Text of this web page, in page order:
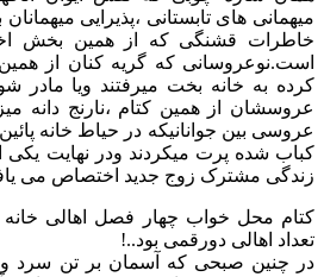
میهمانی های تابستانی ،پذیرایی
خاطرات قشنگی که از همین بخش
است.نوعروسانی که گریه کنان از
کرده به خانه بخت میرفتند ویا مادر
عروسشان از همین کتام ،نارنج دانه
عروسی بین جوانانیکه در حیاط خانه
کباب شده پرت میکردند ودر نهایت یکی
زندگی مشترک زوج جدید اختصاص می
کتام محل خواب چهار فصل اهالی خانه
تعداد اهالی دورقمی بود..!
در چنین صبحی که آسمان بر تن سرد